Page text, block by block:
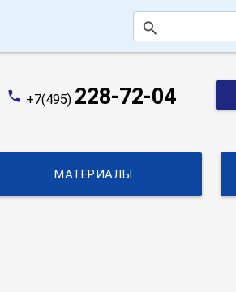
search
phone +7(495) 228-72-04
МАТЕРИАЛЫ